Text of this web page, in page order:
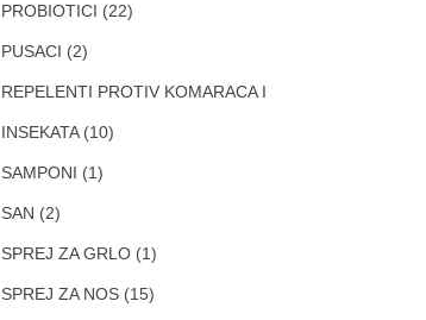
PROBIOTICI (22)
PUSACI (2)
REPELENTI PROTIV KOMARACA I
INSEKATA (10)
SAMPONI (1)
SAN (2)
SPREJ ZA GRLO (1)
SPREJ ZA NOS (15)